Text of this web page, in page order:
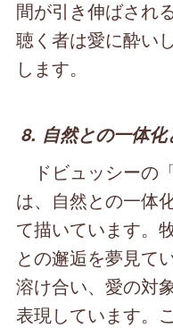
間が引き伸ばされ
聴く者は愛に酔い
します。
8. 自然との一体
ドビュッシーの
は、自然との一体
て描いています。
との邂逅を夢見て
溶け合い、愛の対
表現しています。